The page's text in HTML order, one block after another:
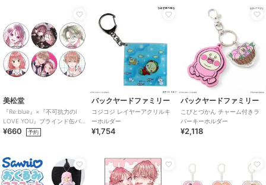
美松堂
『Re:blue』×『不可抗力のI
LOVE YOU』ブラインド缶バ
ッジ（全6種）
¥660 予約
バックヤードファミリー
コジコジ レイヤーアクリルキ
ーホルダー
¥1,754
バックヤードファミリー
こびとづかん チャーム付きラ
バーキーホルダー
¥2,118